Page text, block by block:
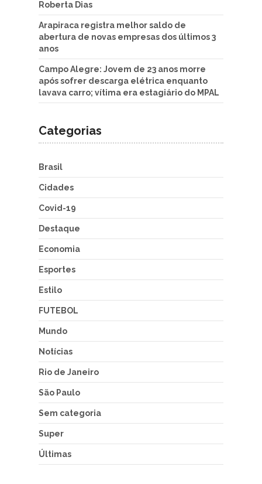
Roberta Dias
Arapiraca registra melhor saldo de
abertura de novas empresas dos últimos 3
anos
Campo Alegre: Jovem de 23 anos morre
após sofrer descarga elétrica enquanto
lavava carro; vítima era estagiário do MPAL
Categorias
Brasil
Cidades
Covid-19
Destaque
Economia
Esportes
Estilo
FUTEBOL
Mundo
Notícias
Rio de Janeiro
São Paulo
Sem categoria
Super
Últimas